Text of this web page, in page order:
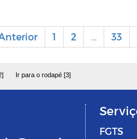
1 2 ... 33
Ir para o rodapé [3]
FGTS